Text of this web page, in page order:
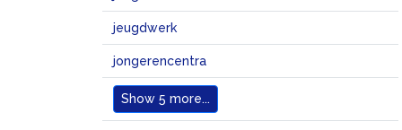
jeugdwerk
jongerencentra
Show 5 more...